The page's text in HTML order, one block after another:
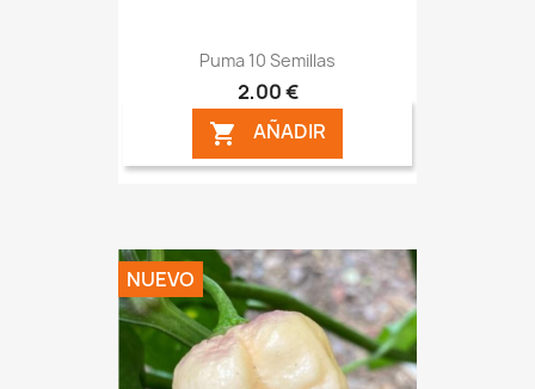
Puma 10 Semillas
2,00 €
 AÑADIR
NUEVO